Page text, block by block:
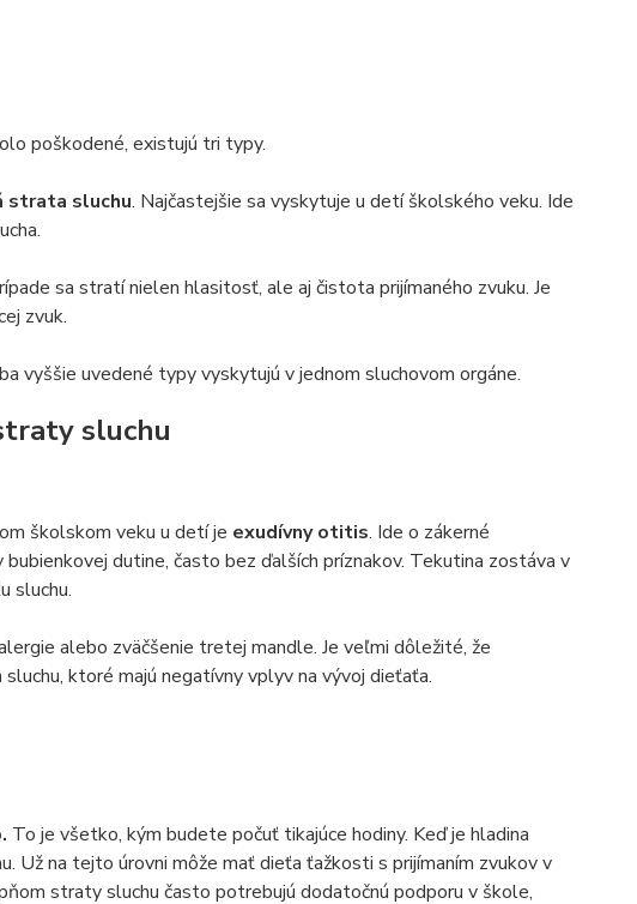
poškodené, existujú tri typy.
strata sluchu. Najčastejšie sa vyskytuje u detí školského veku. Ide
sa stratí nielen hlasitosť, ale aj čistota prijímaného zvuku. Je
zvuk.
vyššie uvedené typy vyskytujú v jednom sluchovom orgáne.
sluchu
školskom veku u detí je exudívny otitis. Ide o zákerné
dutine, často bez ďalších príznakov. Tekutina zostáva v
sluchu.
alebo zväčšenie tretej mandle. Je veľmi dôležité, že
ktoré majú negatívny vplyv na vývoj dieťaťa.
To je všetko, kým budete počuť tikajúce hodiny. Keď je hladina
Už na tejto úrovni môže mať dieťa ťažkosti s prijímaním zvukov v
straty sluchu často potrebujú dodatočnú podporu v škole,